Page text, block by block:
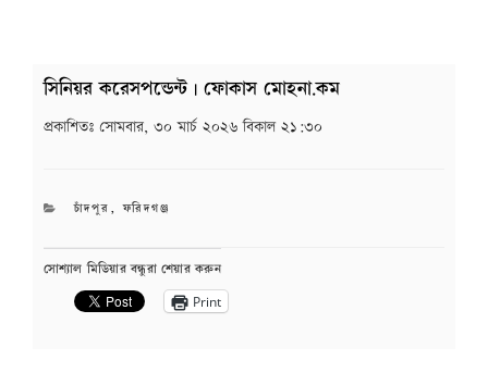
সিনিয়র করেসপন্ডেন্ট | ফোকাস মোহনা.কম
প্রকাশিতঃ সোমবার, ৩০ মার্চ ২০২৬ বিকাল ২১:৩০
CATEGORIES
চাঁদপুর ,ফরিদগঞ্জ
সোশ্যাল মিডিয়ার বন্ধুরা শেয়ার করুন
Print